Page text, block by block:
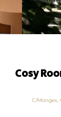
Cosy
C/Monges,